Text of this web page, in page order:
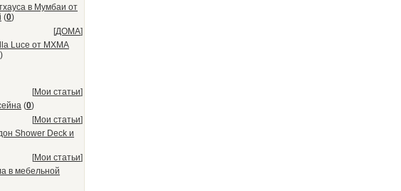
в Мумбаи от
(0)
[ДОМА]
Luce от MXMA
)
[Мои статьи]
(0)
[Мои статьи]
Shower Deck и
[Мои статьи]
в мебельной